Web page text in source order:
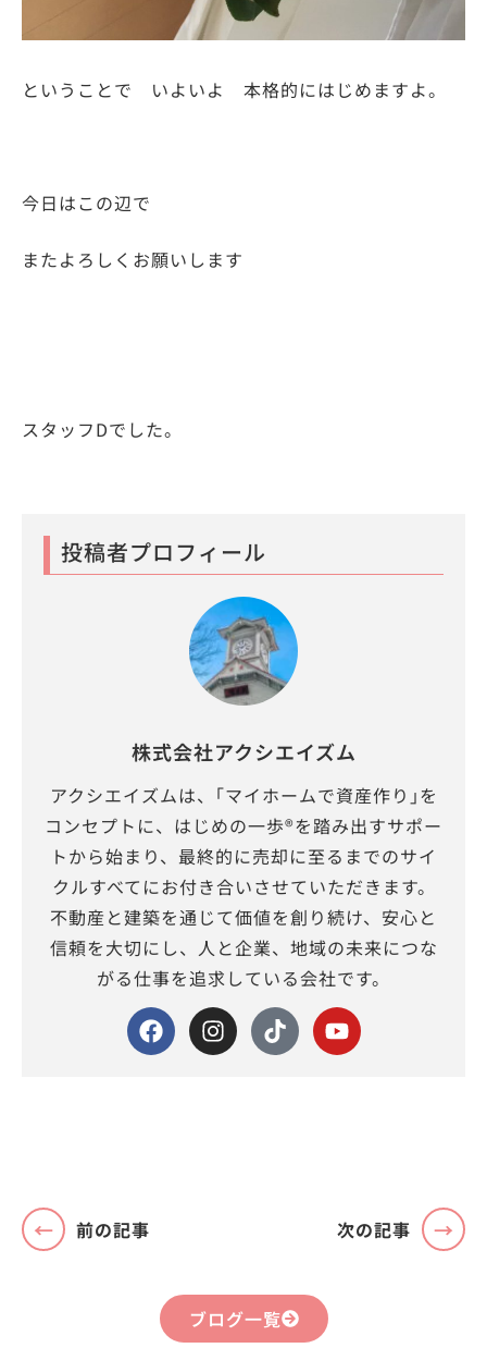
ということで いよいよ 本格的にはじめますよ。
今日はこの辺で
またよろしくお願いします
スタッフDでした。
投稿者プロフィール
株式会社アクシエイズム
アクシエイズムは、｢マイホームで資産作り｣を
コンセプトに、はじめの一歩®を踏み出すサポー
トから始まり、最終的に売却に至るまでのサイ
クルすべてにお付き合いさせていただきます。
不動産と建築を通じて価値を創り続け、安心と
信頼を大切にし、人と企業、地域の未来につな
がる仕事を追求している会社です。
前の記事 次の記事
ブログ一覧